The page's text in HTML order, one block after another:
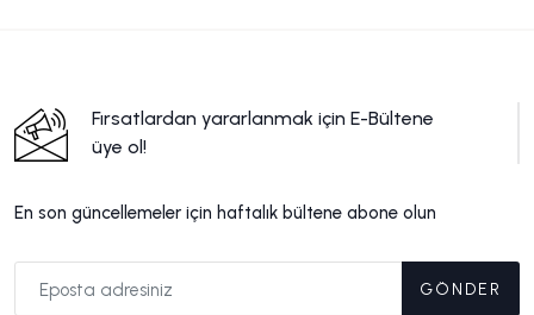
Fırsatlardan yararlanmak için E-Bültene
üye ol!
En son güncellemeler için haftalık bültene abone olun
GÖNDER